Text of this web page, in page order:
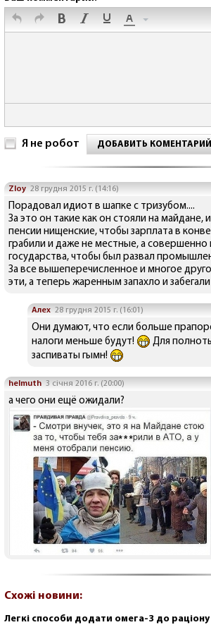
Я не робот ДОБАВИТЬ КОМЕНТАРИЙ
Zloy 28 грудня 2015 г. (14:16)
Порадовал идиот в шапке с тризубом....
За это он такие как он стояли на майдане,
пенсии нищенские, чтобы зарплата в
грабили и даже не местные, а совершенно
государства, чтобы был развал
За все вышеперечисленное и многое
эти, а теперь жаренным запахло и
Алех 28 грудня 2015 г. (16:01)
Они думают, что если больше
налоги меньше будут!
Для
заспиваты гымн!
helmuth 3 січня 2016 г. (20:00)
а чего они ещё ожидали?
Схожі новини:
Легкі способи додати омега-3 до раціону